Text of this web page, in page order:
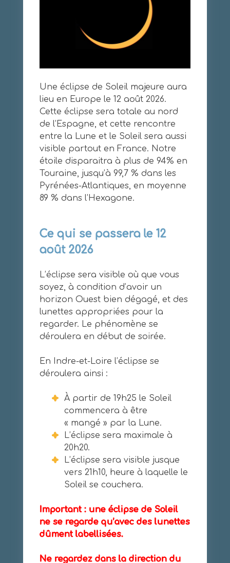
Une éclipse de Soleil majeure aura
lieu en Europe le 12 août 2026.
Cette éclipse sera totale au nord
de l’Espagne, et cette rencontre
entre la Lune et le Soleil sera aussi
visible partout en France. Notre
étoile disparaitra à plus de 94% en
Touraine, jusqu’à 99,7 % dans les
Pyrénées-Atlantiques, en moyenne
89 % dans l’Hexagone.
Ce qui se passera le 12
août 2026
L’éclipse sera visible où que vous
soyez, à condition d’avoir un
horizon Ouest bien dégagé, et des
lunettes appropriées pour la
regarder. Le phénomène se
déroulera en début de soirée.
En Indre-et-Loire l’éclipse se
déroulera ainsi :
À partir de 19h25 le Soleil
commencera à être
« mangé » par la Lune.
L’éclipse sera maximale à
20h20.
L’éclipse sera visible jusque
vers 21h10, heure à laquelle le
Soleil se couchera.
Important : une éclipse de Soleil
ne se regarde qu’avec des lunettes
dûment labellisées.
Ne regardez dans la direction du